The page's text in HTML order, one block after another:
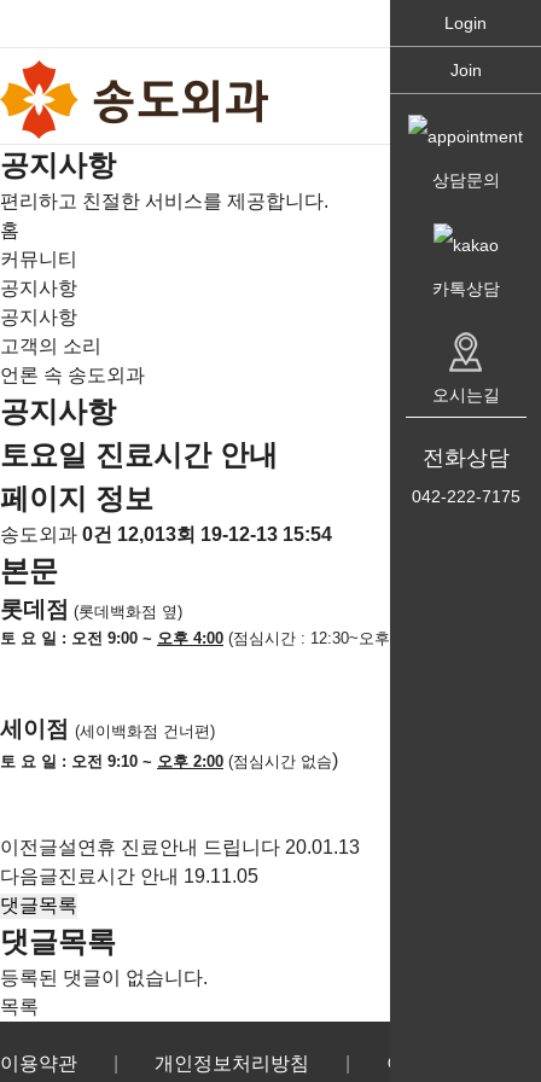
Login
Join
상담문의
카톡상담
오시는길
전화상담
042-222-7175
공지 사항
편리하고 친절한 서비스를 제공합니다.
홈
커뮤니티
공지사항
공지사항
고객의 소리
언론 속 송도외과
공지사항
토요일 진료시간 안내
페이지 정보
송도외과 0건 12,013회 19-12-13 15:54
본문
롯데점 (롯데백화점 옆)
토 요 일 : 오전 9:00 ~ 오후 4:00 (점심시간 : 12:30~오후2:00
세이점 (세이백화점 건너편)
토 요 일 : 오전 9:10 ~ 오후 2:00 (점심시간 없슴)
이전글설연휴 진료안내 드립니다 20.01.13
다음글진료시간 안내 19.11.05
댓글목록
댓글목록
등록된 댓글이 없습니다.
목록
이용약관 개인정보처리방침 이메일무단수집